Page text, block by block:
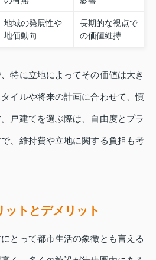
地域の発展性や
地価動向
長期的な視点で
の価値維持
特に立地によってその価値は大き
イルや将来の計画に合わせて、慎
戸建てを選ぶ際は、自由度とプラ
、維持費や立地に関する負担も考
ットとデメリット
とって都市生活の象徴とも言える